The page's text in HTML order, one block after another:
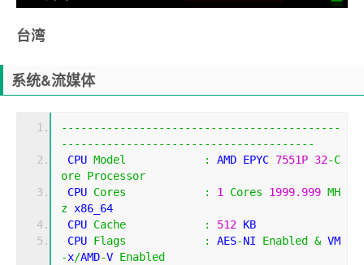
台湾
系统&流媒体
-------------------------------------------
---------------------------------------
CPU Model : AMD EPYC 7551P 32-C
ore Processor
CPU Cores : 1 Cores 1999.999 MH
z x86_64
CPU Cache : 512 KB
CPU Flags : AES-NI Enabled & VM
-x/AMD-V Enabled